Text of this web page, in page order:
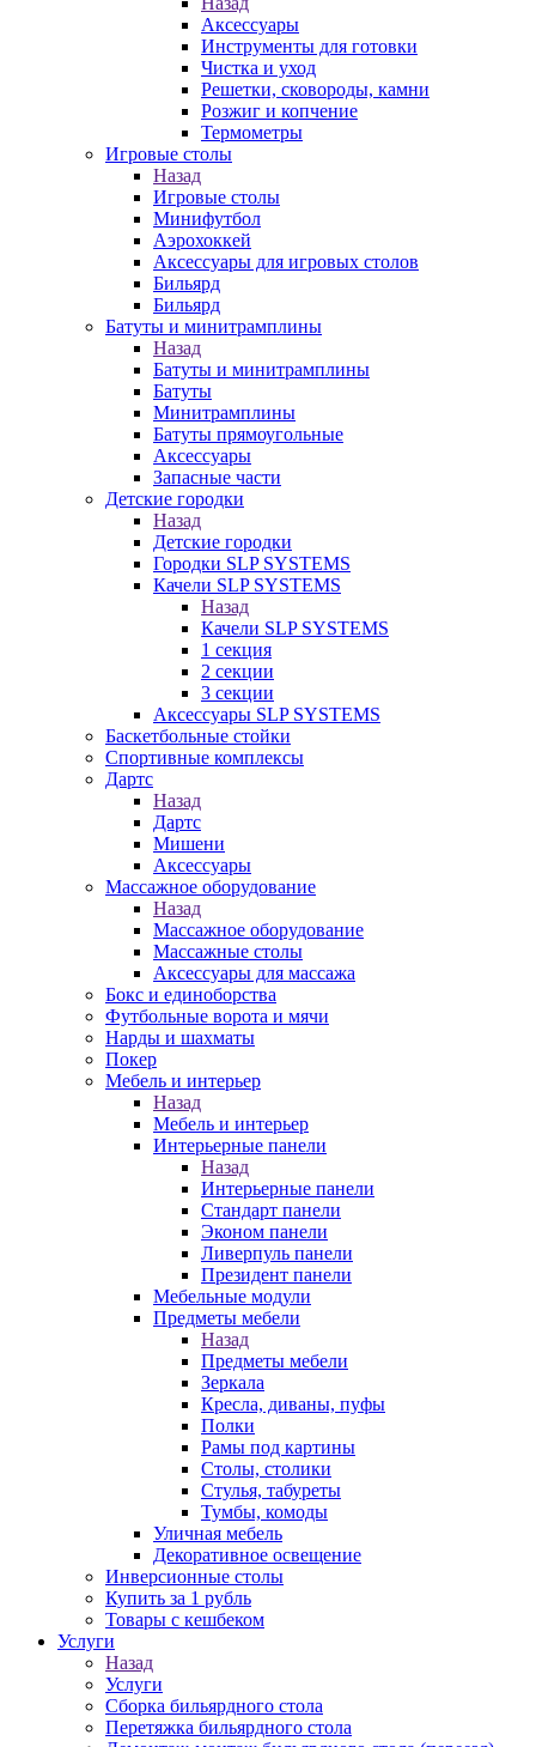
Аксессуары
Инструменты для готовки
Чистка и уход
Решетки, сковороды, камни
Розжиг и копчение
Термометры
Игровые столы
Назад
Игровые столы
Минифутбол
Аэрохоккей
Аксессуары для игровых столов
Бильяpд
Бильяpд
Батуты и минитрамплины
Назад
Батуты и минитрамплины
Батуты
Минитрамплины
Батуты прямоугольные
Аксессуары
Запасные части
Детские городки
Назад
Детские городки
Городки SLP SYSTEMS
Качели SLP SYSTEMS
Назад
Качели SLP SYSTEMS
1 секция
2 секции
3 секции
Аксессуары SLP SYSTEMS
Баскетбольные стойки
Спортивные комплексы
Дартс
Назад
Дартс
Мишени
Аксессуары
Массажное оборудование
Назад
Массажное оборудование
Массажные столы
Аксессуары для массажа
Бокс и единоборства
Футбольные ворота и мячи
Нарды и шахматы
Покер
Мебель и интерьер
Назад
Мебель и интерьер
Интерьерные панели
Назад
Интерьерные панели
Стандарт панели
Эконом панели
Ливерпуль панели
Президент панели
Мебельные модули
Предметы мебели
Назад
Предметы мебели
Зеркала
Кресла, диваны, пуфы
Полки
Рамы под картины
Столы, столики
Стулья, табуреты
Тумбы, комоды
Уличная мебель
Декоративное освещение
Инверсионные столы
Купить за 1 рубль
Товары с кешбеком
Услуги
Назад
Услуги
Сборка бильярдного стола
Перетяжка бильярдного стола